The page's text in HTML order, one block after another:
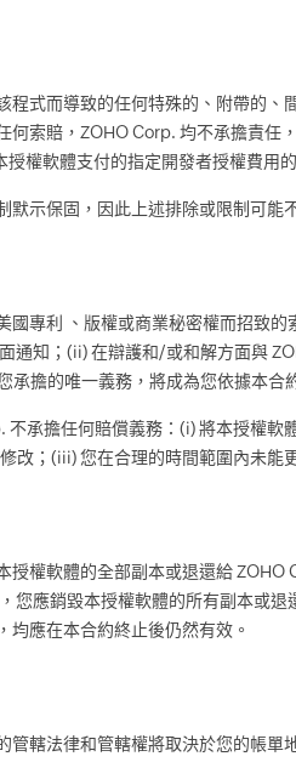
式而導致的任何特殊的、附帶的
索賠，ZOHO Corp. 均不承擔責
權軟體支付的指定開發者授權費用
示保固，因此上述排除或限制可能
專利 、版權或商業秘密權而招致
通知；(ii) 在辯護和/或和解方面與
擔的唯一義務，將成為您依據本合
承擔任何賠償義務：(i) 將本授權
改；(iii) 您在合理的時間範圍內未能
權軟體的全部副本或退還給
您應銷毀本授權軟體的所有副本或
均應在本合約終止後仍然有效。
管轄法律和管轄權將取決於您的帳